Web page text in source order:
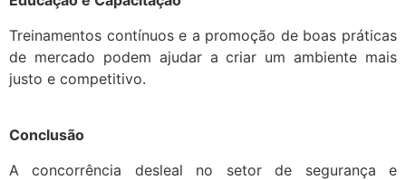
Treinamentos contínuos e a promoção de boas práticas
de mercado podem ajudar a criar um ambiente mais
justo e competitivo.
Conclusão
A concorrência desleal no setor de segurança e